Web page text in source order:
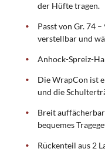
der Hüfte tragen.
Passt von Gr. 74
verstellbar und
Anhock-Spreiz-
Die WrapCon ist
und die
Breit
bequemes
Rückenteil aus 2